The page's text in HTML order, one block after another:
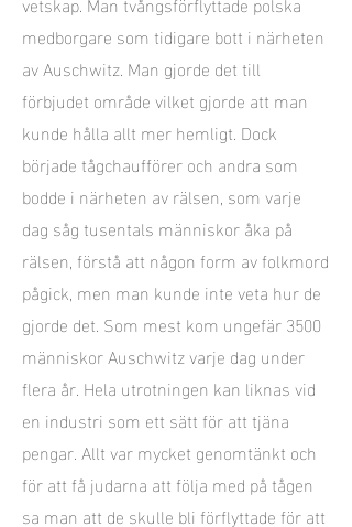
medborgare som tidigare bott i närheten
av Auschwitz. Man gjorde det till
förbjudet område vilket gjorde att man
kunde hålla allt mer hemligt. Dock
började tågchaufförer och andra som
bodde i närheten av rälsen, som varje
dag såg tusentals människor åka på
rälsen, förstå att någon form av folkmord
pågick, men man kunde inte veta hur de
gjorde det. Som mest kom ungefär 3500
människor Auschwitz varje dag under
flera år. Hela utrotningen kan liknas vid
en industri som ett sätt för att tjäna
pengar. Allt var mycket genomtänkt och
för att få judarna att följa med på tågen
sa man att de skulle bli förflyttade för att